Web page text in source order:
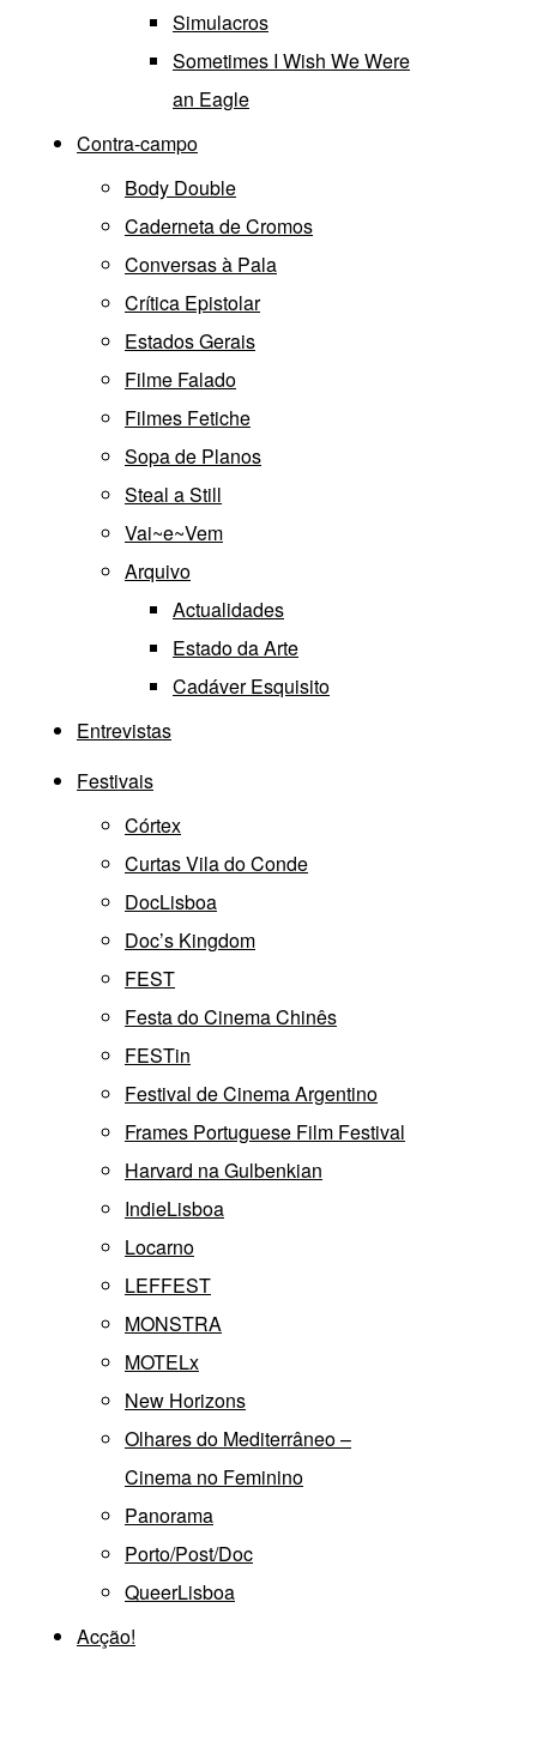
Simulacros
Sometimes I Wish We Were
an Eagle
Contra-campo
Body Double
Caderneta de Cromos
Conversas à Pala
Crítica Epistolar
Estados Gerais
Filme Falado
Filmes Fetiche
Sopa de Planos
Steal a Still
Vai~e~Vem
Arquivo
Actualidades
Estado da Arte
Cadáver Esquisito
Entrevistas
Festivais
Córtex
Curtas Vila do Conde
DocLisboa
Doc’s Kingdom
FEST
Festa do Cinema Chinês
FESTin
Festival de Cinema Argentino
Frames Portuguese Film Festival
Harvard na Gulbenkian
IndieLisboa
Locarno
LEFFEST
MONSTRA
MOTELx
New Horizons
Olhares do Mediterrâneo –
Cinema no Feminino
Panorama
Porto/Post/Doc
QueerLisboa
Acção!